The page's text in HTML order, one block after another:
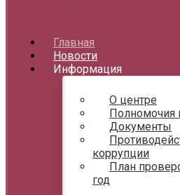
Главная
Новости
Информация
О центре
Полномочия
Документы
коррупции
План
год